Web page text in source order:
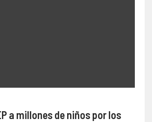
a millones de niños por los